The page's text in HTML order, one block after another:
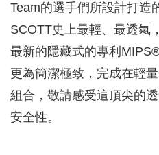
Team的選手們所設計打造
SCOTT史上最輕、最透氣
最新的隱藏式的專利
更為簡潔極致，完成在輕
組合，敬請感受這頂尖的
安全性。